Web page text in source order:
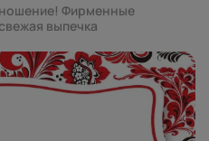
Фирменные
выпечка